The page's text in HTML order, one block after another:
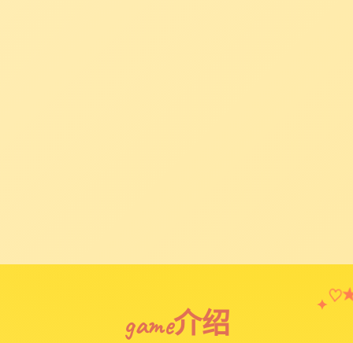
game介绍
✦♡